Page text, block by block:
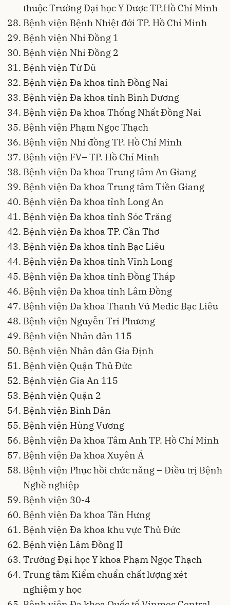
thuộc Trường Đại học Y Dược TP.Hồ Chí Minh
Bệnh viện Bệnh Nhiệt đới TP. Hồ Chí Minh
Bệnh viện Nhi Đồng 1
Bệnh viện Nhi Đồng 2
Bệnh viện Từ Dũ
Bệnh viện Đa khoa tỉnh Đồng Nai
Bệnh viện Đa khoa tỉnh Bình Dương
Bệnh viện Đa khoa Thống Nhất Đồng Nai
Bệnh viện Phạm Ngọc Thạch
Bệnh viện Nhi đồng TP. Hồ Chí Minh
Bệnh viện FV– TP. Hồ Chí Minh
Bệnh viện Đa khoa Trung tâm An Giang
Bệnh viện Đa khoa Trung tâm Tiền Giang
Bệnh viện Đa khoa tỉnh Long An
Bệnh viện Đa khoa tỉnh Sóc Trăng
Bệnh viện Đa khoa TP. Cần Thơ
Bệnh viện Đa khoa tỉnh Bạc Liêu
Bệnh viện Đa khoa tỉnh Vĩnh Long
Bệnh viện Đa khoa tỉnh Đồng Tháp
Bệnh viện Đa khoa tỉnh Lâm Đồng
Bệnh viện Đa khoa Thanh Vũ Medic Bạc Liêu
Bệnh viện Nguyễn Tri Phương
Bệnh viện Nhân dân 115
Bệnh viện Nhân dân Gia Định
Bệnh viện Quận Thủ Đức
Bệnh viện Gia An 115
Bệnh viện Quận 2
Bệnh viện Bình Dân
Bệnh viện Hùng Vương
Bệnh viện Đa khoa Tâm Anh TP. Hồ Chí Minh
Bệnh viện Đa khoa Xuyên Á
Bệnh viện Phục hồi chức năng – Điều trị Bệnh
Nghề nghiệp
Bệnh viện 30-4
Bệnh viện Đa khoa Tân Hưng
Bệnh viện Đa khoa khu vực Thủ Đức
Bệnh viện Lâm Đồng II
Trường Đại học Y khoa Phạm Ngọc Thạch
Trung tâm Kiểm chuẩn chất lượng xét
nghiệm y học